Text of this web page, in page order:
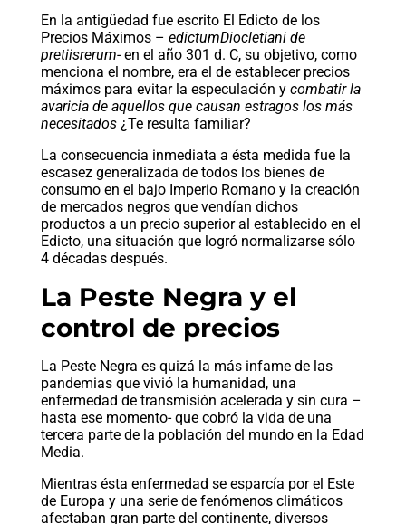
En la antigüedad fue escrito El Edicto de los
Precios Máximos – edictumDiocletiani de
pretiisrerum- en el año 301 d. C, su objetivo, como
menciona el nombre, era el de establecer precios
máximos para evitar la especulación y combatir la
avaricia de aquellos que causan estragos los más
necesitados¿Te resulta familiar?
La consecuencia inmediata a ésta medida fue la
escasez generalizada de todos los bienes de
consumo en el bajo Imperio Romano y la creación
de mercados negros que vendían dichos
productos a un precio superior al establecido en el
Edicto, una situación que logró normalizarse sólo
4 décadas después.
La Peste Negra y el
control de precios
La Peste Negra es quizá la más infame de las
pandemias que vivió la humanidad, una
enfermedad de transmisión acelerada y sin cura –
hasta ese momento- que cobró la vida de una
tercera parte de la población del mundo en la Edad
Media.
Mientras ésta enfermedad se esparcía por el Este
de Europa y una serie de fenómenos climáticos
afectaban gran parte del continente, diversos